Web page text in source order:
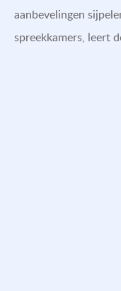
aanbevelingen
spreekkamers, leert